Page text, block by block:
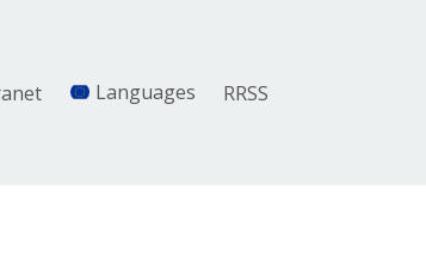
Languages RRSS